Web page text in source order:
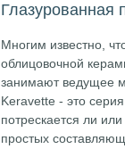
Глазурованная
Многим известно,
облицовочной
занимают ведущее
Keravette - это
потрескается ли
простых